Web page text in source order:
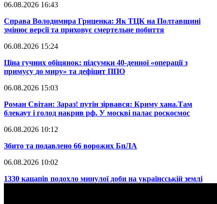
06.08.2026 16:43
​Справа Володимира Гриценка: Як ТЦК на Полтавщині
змінює версії та приховує смертельне побиття
06.08.2026 15:24
​Ціна гучних обіцянок: підсумки 40-денної «операції з
примусу до миру» та дефіцит ППО
06.08.2026 15:03
​Роман Світан: Зараз! путін зірвався: Криму хана.Там
блекаут і голод накрив рф. У москві палає роскосмос
06.08.2026 10:12
​Збито та подавлено 66 ворожих БпЛА
06.08.2026 10:02
​1330 кацапів подохло минулої доби на українсській землі